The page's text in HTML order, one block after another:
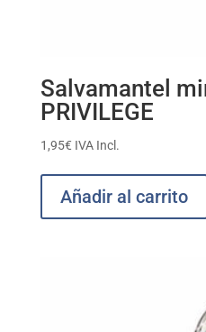
Salvamantel
PRIVILEGE
1,95€ IVA Incl.
Añadir al carrito